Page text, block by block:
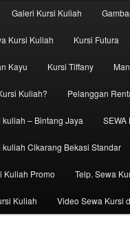
content
content
Galeri Kursi Kuliah
Kursi Kuliah Kursi Futura
Kayu Kursi Tiffany
Kuliah? Pelanggan
kuliah – Bintang Jaya SEWA
kuliah Cikarang Bekasi Standar
Kuliah Promo Telp. Sewa
Kuliah Video Sewa Kursi